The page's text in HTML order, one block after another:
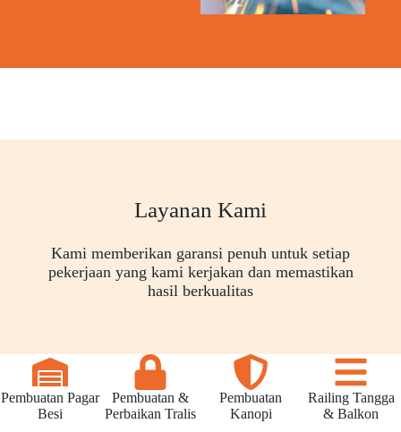
Layanan Kami
Kami memberikan garansi penuh untuk setiap
pekerjaan yang kami kerjakan dan memastikan
hasil berkualitas
Pembuatan Pagar
Besi
Pembuatan &
Perbaikan Tralis
Pembuatan
Kanopi
Railing Tangga
& Balkon